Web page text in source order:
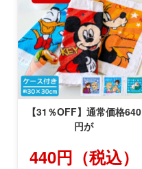
【31％OFF】通常価格640
円が
440円（税込）